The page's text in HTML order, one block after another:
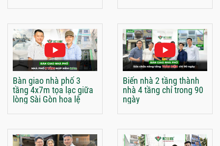
Bàn giao nhà phố 3
tầng 4x7m tọa lạc giữa
lòng Sài Gòn hoa lệ
Biến nhà 2 tầng thành
nhà 4 tầng chỉ trong 90
ngày